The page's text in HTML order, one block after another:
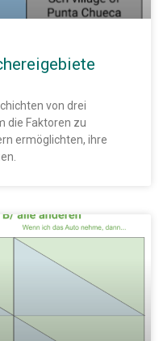
von drei
die Faktoren zu
ermöglichten, ihre